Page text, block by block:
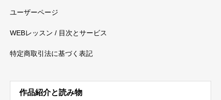
ユーザーページ
WEBレッスン / 目次とサービス
特定商取引法に基づく表記
作品紹介と読み物